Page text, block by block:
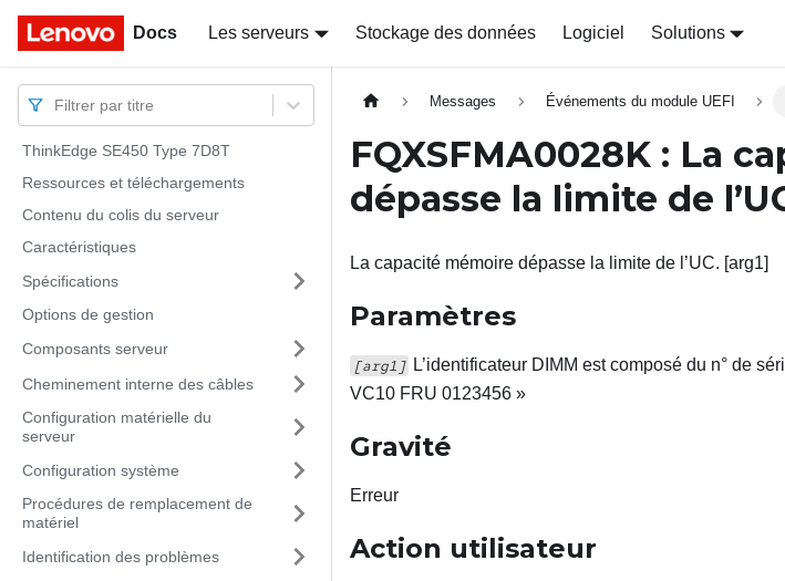
Docs Les serveurs Stockage des données Logiciel Solutions
Docs
Filtrer par titre
ThinkEdge SE450 Type 7D8T
Ressources et téléchargements
Contenu du colis du serveur
Caractéristiques
Spécifications
Options de gestion
Composants serveur
Cheminement interne des câbles
Configuration matérielle du
serveur
Configuration système
Procédures de remplacement de
matériel
Identification des problèmes
Messages Événements du module UEFI
FQXSFMA0028K : La
dépasse la limite de
La capacité mémoire dépasse la limite de l’UC. [arg1]
Paramètres
[arg1] L’identificateur DIMM est composé du n° de
VC10 FRU 0123456 »
Gravité
Erreur
Action utilisateur